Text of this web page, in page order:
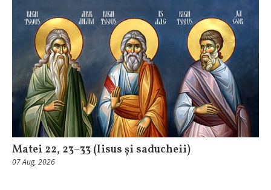
Matei 22, 23–33 (Iisus și saducheii)
07 Aug, 2026